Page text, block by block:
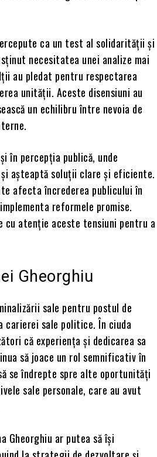
ca un test al solidarității și
necesitatea unei analize mai
au pledat pentru respectarea
unității. Aceste disensiuni au
un echilibru între nevoia de
în percepția publică, unde
așteaptă soluții clare și eficiente.
afecta încrederea publicului în
reformele promise.
atenție aceste tensiuni pentru a
Gheorghiu
sale pentru postul de
carierei sale politice. În ciuda
că experiența și dedicarea sa
să joace un rol semnificativ în
se îndrepte spre alte oportunități
sale personale, care au avut
Gheorghiu ar putea să își